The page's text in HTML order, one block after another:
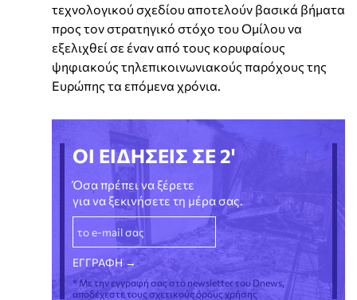
τεχνολογικού σχεδίου αποτελούν βασικά βήματα
προς τον στρατηγικό στόχο του Ομίλου να
εξελιχθεί σε έναν από τους κορυφαίους
ψηφιακούς τηλεπικοινωνιακούς παρόχους της
Ευρώπης τα επόμενα χρόνια.
ΟΙ ΕΙΔΗΣΕΙΣ ΣΕ 2'
Όσα πρέπει να ξέρετε
για να ξεκινήσετε τη μέρα σας.
* Με την εγγραφή σας στο newsletter του Dnews,
αποδέχεστε τους σχετικούς όρους χρήσης